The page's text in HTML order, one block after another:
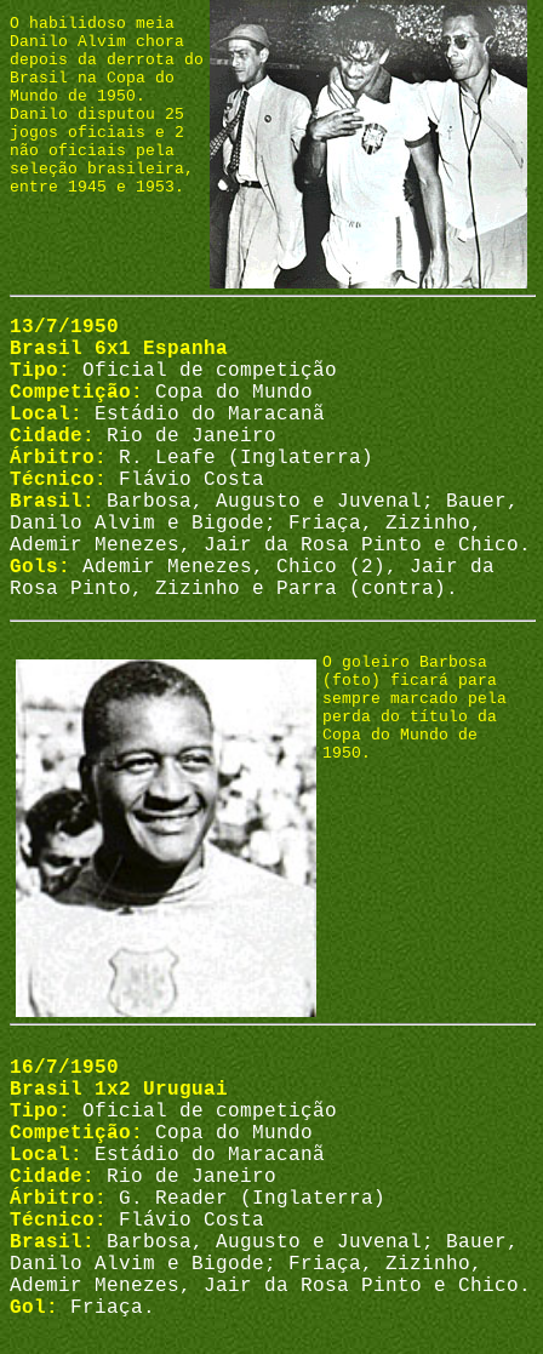
O habilidoso meia
Danilo Alvim chora
depois da derrota do
Brasil na Copa do
Mundo de 1950.
Danilo disputou 25
jogos oficiais e 2
não oficiais pela
seleção brasileira,
entre 1945 e 1953.
13/7/1950
Brasil 6x1 Espanha
Tipo: Oficial de competição
Competição: Copa do Mundo
Local: Estádio do Maracanã
Cidade: Rio de Janeiro
Árbitro: R. Leafe (Inglaterra)
Técnico:Flávio Costa
Brasil: Barbosa, Augusto e Juvenal; Bauer,
Danilo Alvim e Bigode; Friaça, Zizinho,
Ademir Menezes, Jair da Rosa Pinto e Chico.
Gols: Ademir Menezes, Chico (2), Jair da
Rosa Pinto, Zizinho e Parra (contra).
O goleiro Barbosa
(foto) ficará para
sempre marcado pela
perda do título da
Copa do Mundo de
1950.
16/7/1950
Brasil 1x2 Uruguai
Tipo:
Oficial de competição
Competição: Copa do Mundo
Local: Estádio do Maracanã
Cidade: Rio de Janeiro
Árbitro:G. Reader (Inglaterra)
Técnico: Flávio Costa
Brasil: Barbosa, Augusto e Juvenal; Bauer,
Danilo Alvim e Bigode; Friaça, Zizinho,
Ademir Menezes, Jair da Rosa Pinto e Chico.
Gol:
Friaça.